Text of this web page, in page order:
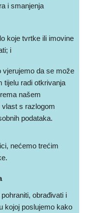
i smanjenja
koje tvrtke ili imovine
i
vjerujemo da se može
tijelu radi otkrivanja
našem
s razlogom
podataka.
nećemo trećim
obrađivati i
kojoj poslujemo kako